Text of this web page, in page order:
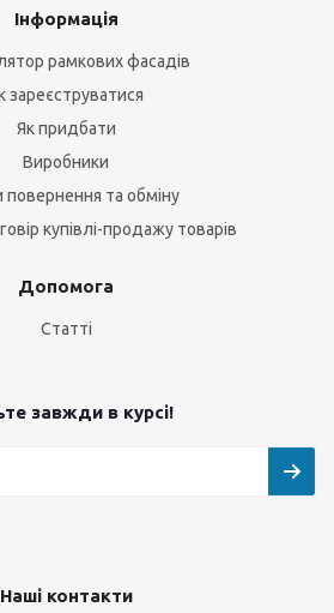
Інформація
рамкових фасадів
зареєструватися
Як придбати
Виробники
повернення та обміну
купівлі-продажу товарів
Допомога
Статті
завжди в курсі!
Наші контакти